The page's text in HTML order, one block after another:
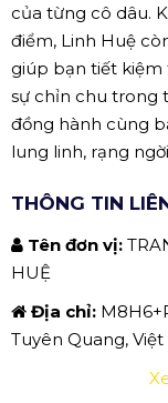
của từng cô dâu.
điểm, Linh Huệ
giúp bạn tiết kiệm
sự chỉn chu trong
đồng hành cùng
lung linh, rạng
THÔNG TIN
Tên đơn vị:
HUỆ
Địa chỉ:
Tuyên Quang,